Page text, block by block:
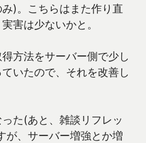
)。こちらはまた作り直
害は少ないかと。
方法をサーバー側で少し
いたので、それを改善し
た(あと、雑談リフレッ
が、サーバー増強とか増